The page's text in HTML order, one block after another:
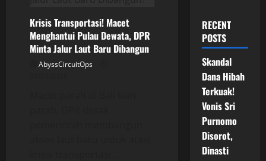
Krisis Transportasi! Macet
Menghantui Pulau Dewata, DPR
Minta Jalur Laut Baru Dibangun
AbyssCircuitOps
RECENT
POSTS
Skandal
Dana Hibah
Terkuak!
Vonis Sri
Purnomo
Disorot,
Dinasti